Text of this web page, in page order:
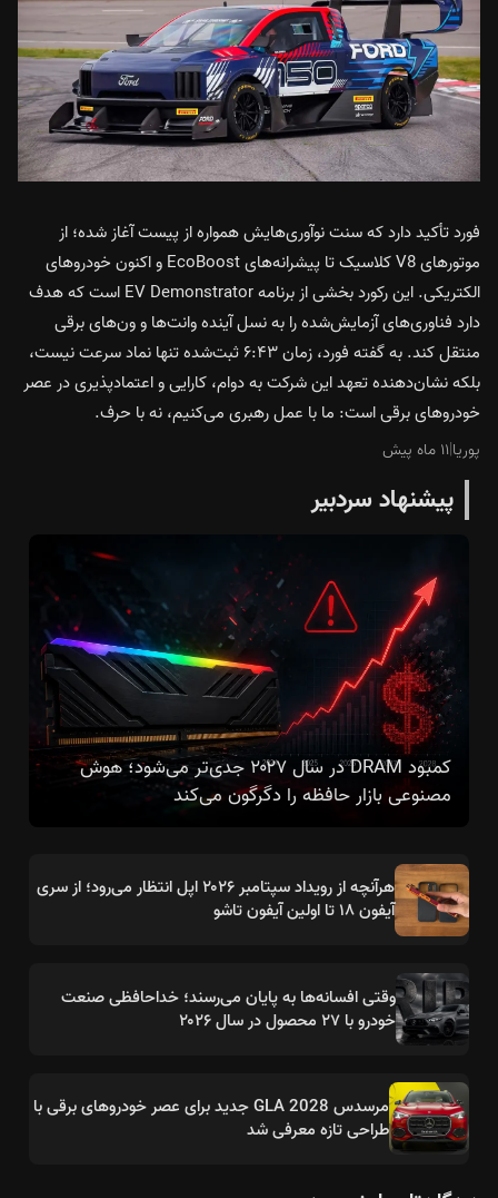
فورد تأکید دارد که سنت نوآوری‌هایش همواره از پیست آغاز شده؛ از
موتورهای V8 کلاسیک تا پیشرانه‌های EcoBoost و اکنون خودروهای
الکتریکی. این رکورد بخشی از برنامه EV Demonstrator است که هدف
دارد فناوری‌های آزمایش‌شده را به نسل آینده وانت‌ها و ون‌های برقی
منتقل کند. به گفته فورد، زمان ۶:۴۳ ثبت‌شده تنها نماد سرعت نیست،
بلکه نشان‌دهنده تعهد این شرکت به دوام، کارایی و اعتمادپذیری در عصر
خودروهای برقی است: ما با عمل رهبری می‌کنیم، نه با حرف.
پوریا|۱۱ ماه پیش
پیشنهاد سردبیر
کمبود DRAM در سال ۲۰۲۷ جدی‌تر می‌شود؛ هوش
مصنوعی بازار حافظه را دگرگون می‌کند
هرآنچه از رویداد سپتامبر ۲۰۲۶ اپل انتظار می‌رود؛ از سری
آیفون ۱۸ تا اولین آیفون تاشو
وقتی افسانه‌ها به پایان می‌رسند؛ خداحافظی صنعت
خودرو با ۲۷ محصول در سال ۲۰۲۶
مرسدس GLA 2028 جدید برای عصر خودروهای برقی با
طراحی تازه معرفی شد